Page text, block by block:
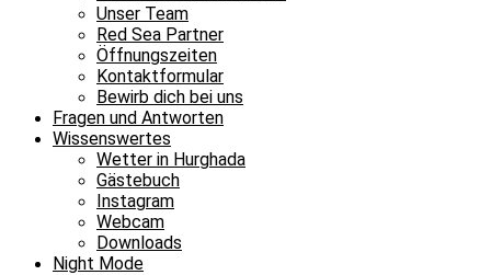
Unser Team
Red Sea Partner
Öffnungszeiten
Kontaktformular
Bewirb dich bei uns
Fragen und Antworten
Wissenswertes
Wetter in Hurghada
Gästebuch
Instagram
Webcam
Downloads
Night Mode